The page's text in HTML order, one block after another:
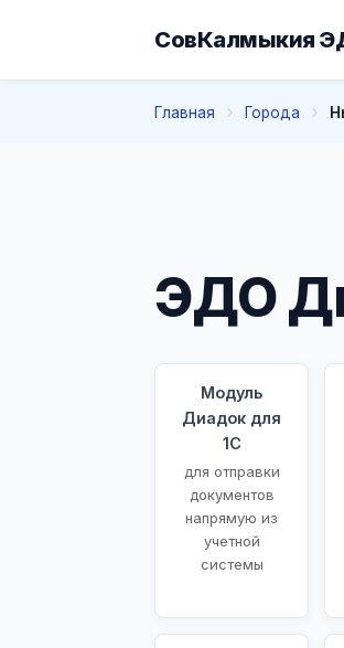
СовКалмыкия
Главная Города
ЭДО
Модуль
Диадок для
1С
для отправки
документов
напрямую из
учетной
системы